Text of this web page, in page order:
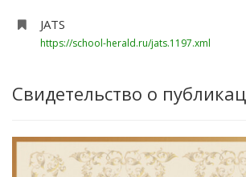
JATS
https://school-herald.ru/jats.1197.xml
Свидетельство о